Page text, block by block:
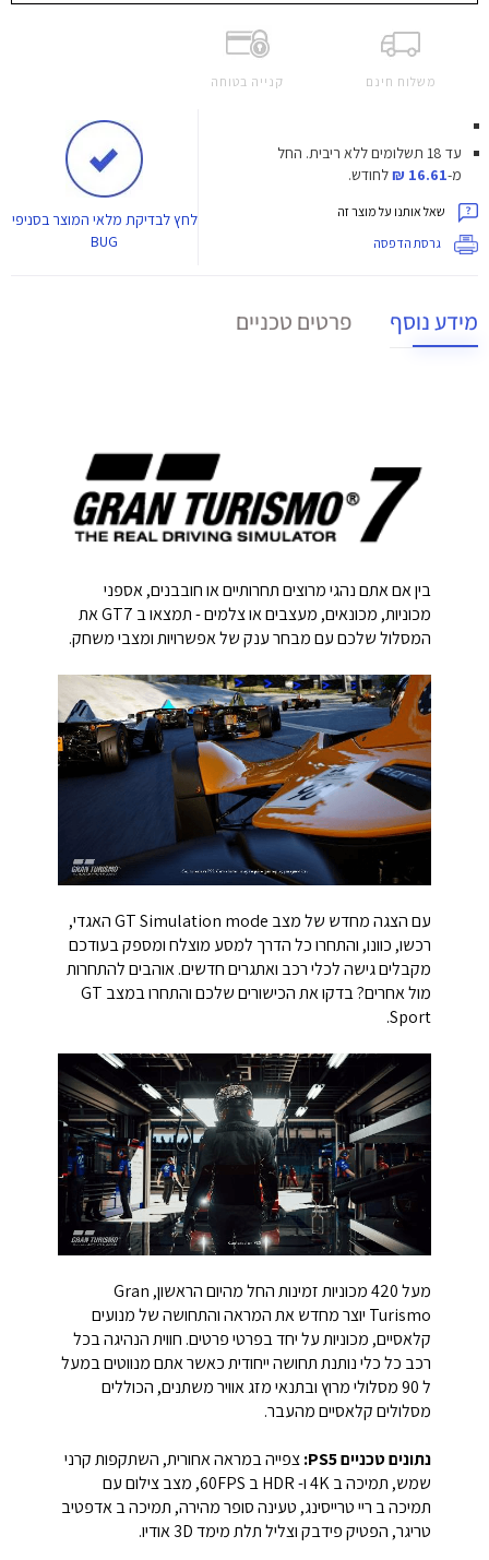
משלוח חינם קנייה בטוחה
עד 18 תשלומים ללא ריבית.
החל
מ-16.61 ₪ לחודש.
שאל אותנו על מוצר זה
גרסת הדפסה
לחץלבדיקת מלאי המוצר בסניפי
BUG
מידע נוסף פרטים טכניים
בין אם אתם נהגי מרוצים תחרותיים או חובבנים, אספני
מכוניות, מכונאים, מעצבים או צלמים - תמצאו ב GT7 את
המסלול שלכם עם מבחר ענק של אפשרויות ומצבי משחק.
עם הצגה מחדש של מצב GT Simulation mode האגדי,
רכשו, כוונו, והתחרו כל הדרך למסע מוצלח ומספק בעודכם
מקבלים גישה לכלי רכב ואתגרים חדשים. אוהבים להתחרות
מול אחרים? בדקו את הכישורים שלכם והתחרו במצב GT
Sport.
מעל 420 מכוניות זמינות החל מהיום הראשון, Gran
Turismo יוצר מחדש את המראה והתחושה של מנועים
קלאסיים, מכוניות על יחד בפרטי פרטים. חווית הנהיגה בכל
רכב כל כלי נותנת תחושה ייחודית כאשר אתם מנווטים במעל
ל 90 מסלולי מרוץ ובתנאי מזג אוויר משתנים, הכוללים
מסלולים קלאסיים מהעבר.
נתונים טכניים PS5:
צפייה במראה אחורית, השתקפות קרני
שמש, תמיכה ב 4K ו- HDR ב 60FPS, מצב צילום עם
תמיכה ב ריי טרייסינג, טעינה סופר מהירה, תמיכה ב אדפטיב
טריגר, הפטיק פידבק וצליל תלת מימד 3D אודיו.